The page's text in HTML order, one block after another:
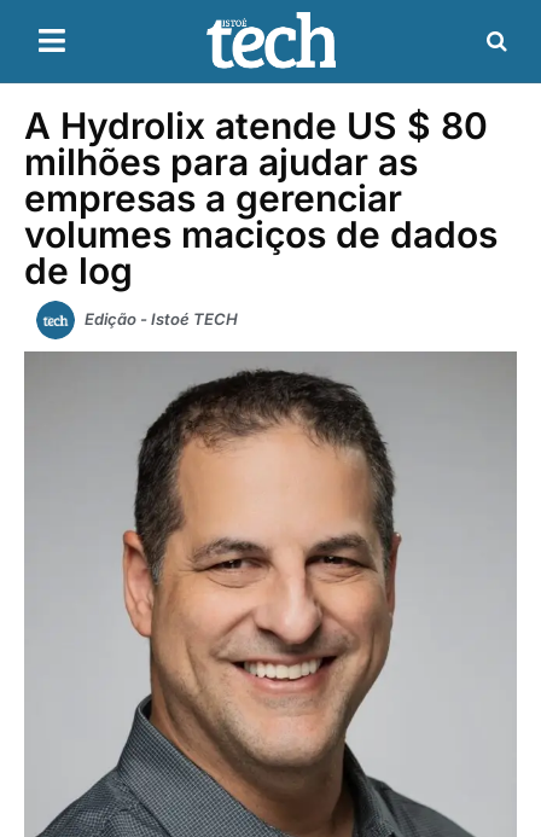
A Hydrolix atende US $ 80
milhões para ajudar as
empresas a gerenciar
volumes maciços de dados
de log
Edição - Istoé TECH